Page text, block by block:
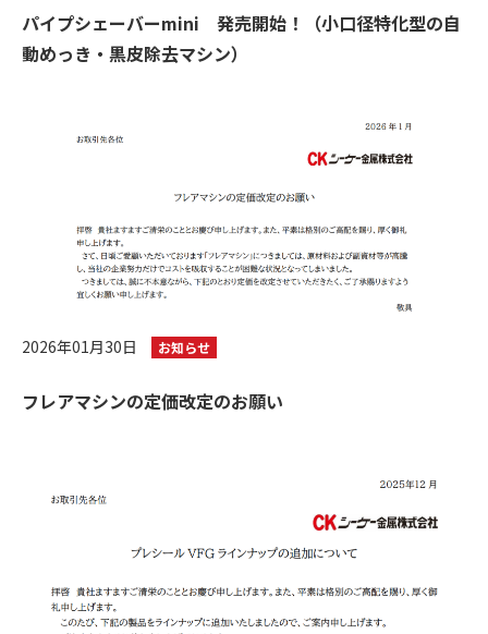
パイプシェーバーmini 発売開始！（小口径特化型の自
動めっき・黒皮除去マシン）
2026年01月30日 お知らせ
フレアマシンの定価改定のお願い